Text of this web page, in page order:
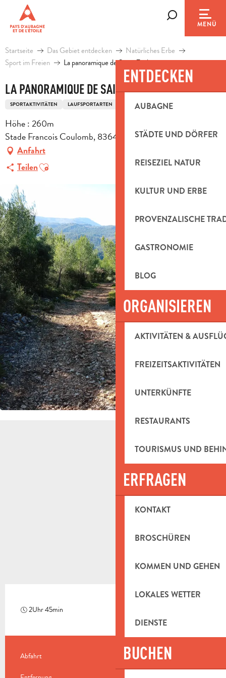
contenu
principal
MENÜ
ENTDECKEN
AUBAGNE
STÄDTE UND DÖRFER
REISEZIEL NATUR
KULTUR UND ERBE
PROVENZALISCHE
GASTRONOMIE
BLOG
ORGANISIEREN
AKTIVITÄTEN &
FREIZEITSAKTIVITÄTEN
UNTERKÜNFTE
RESTAURANTS
TOURISMUS UND
ERFRAGEN
KONTAKT
BROSCHÜREN
KOMMEN UND GEHEN
LOKALES WETTER
DIENSTE
BUCHEN
Startseite Das Gebiet entdecken
Natürliches Erbe
Sport im Freien
La panoramique de Saint-Zacharie
LA PANORAMIQUE DE SAINT-ZACHARIE
SPORTAKTIVITÄTEN LAUFSPORTARTEN TRAIL-ROUTE
Höhe : 260m
Stade Francois Coulomb, 83640 Saint-Zacharie
Anfahrt
TeilenAjouter aux favoris
2Uhr 45min
PRAKTISCHE INFORMATIONEN
Abfahrt Saint-Zacharie